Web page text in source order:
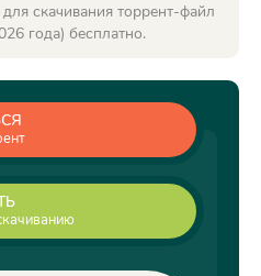
скачивания торрент-файл
года) бесплатно.